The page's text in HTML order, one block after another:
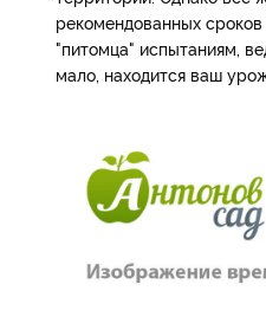
рекомендованных
"питомца" испытаниям,
мало, находится ваш